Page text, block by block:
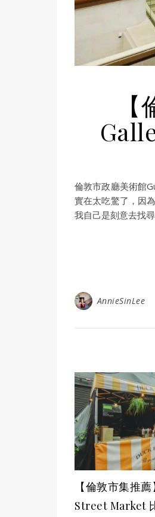
倫敦市政廳美術館
實在太吃驚了，因
我自己是刻意去找
AnnieSinLee
【倫敦市集推
Street Market